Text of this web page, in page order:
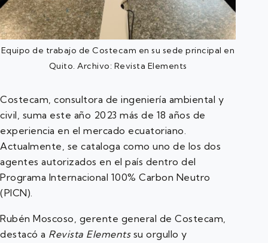
Equipo de trabajo de Costecam en su sede principal en
Quito. Archivo: Revista Elements
Costecam, consultora de ingeniería ambiental y
civil, suma este año 2023 más de 18 años de
experiencia en el mercado ecuatoriano.
Actualmente, se cataloga como uno de los dos
agentes autorizados en el país dentro del
Programa Internacional 100% Carbon Neutro
(PICN).
Rubén Moscoso, gerente general de Costecam,
destacó a Revista Elementssu orgullo y